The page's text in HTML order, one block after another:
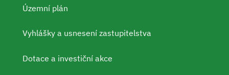
Územní plán
Vyhlášky a usnesení zastupitelstva
Dotace a investiční akce